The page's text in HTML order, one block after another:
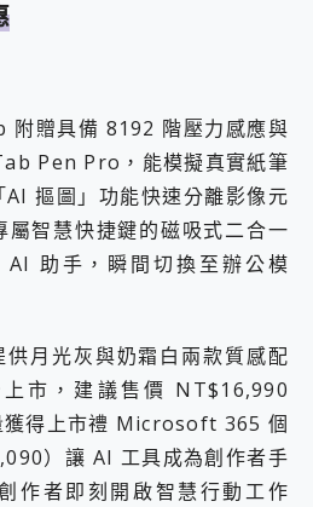
附贈具備 8192 階壓力感應與
Pen Pro，能模擬真實紙筆
摳圖」功能快速分離影像元
屬智慧快捷鍵的磁吸式二合一
助手，瞬間切換至辦公模
月光灰與奶霜白兩款質感配
市，建議售價 NT$16,990
獲得上市禮 Microsoft 365 個
）讓 AI 工具成為創作者手
作者即刻開啟智慧行動工作